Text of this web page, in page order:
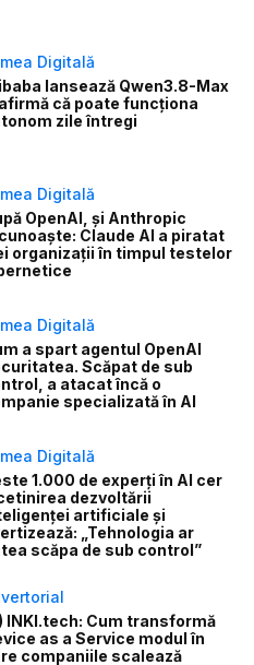
Digitală
lansează Qwen3.8-Max
că poate funcționa
zile întregi
Digitală
OpenAI, și Anthropic
Claude AI a piratat
organizații în timpul testelor
Digitală
a spart agentul OpenAI
Scăpat de sub
a atacat încă o
specializată în AI
Digitală
1.000 de experți în AI cer
dezvoltării
artificiale și
„Tehnologia ar
scăpa de sub control”
INKI.tech: Cum transformă
as a Service modul în
companiile scalează